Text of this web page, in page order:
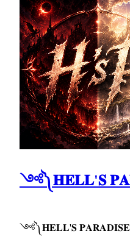
༺༽𝐇𝐄𝐋𝐋'𝐒
༺༽𝐇𝐄𝐋𝐋'𝐒